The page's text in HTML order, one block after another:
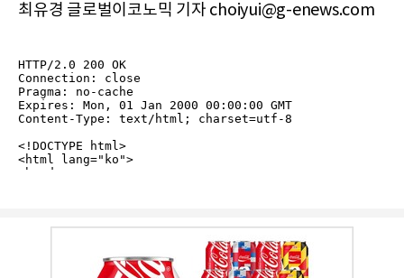
최유경 글로벌이코노믹 기자 choiyui@g-enews.com